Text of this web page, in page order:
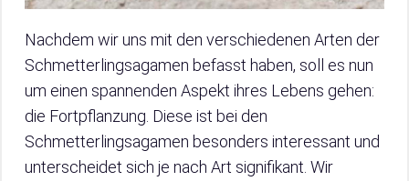
Nachdem wir uns mit den verschiedenen Arten der
Schmetterlingsagamen befasst haben, soll es nun
um einen spannenden Aspekt ihres Lebens gehen:
die Fortpflanzung. Diese ist bei den
Schmetterlingsagamen besonders interessant und
unterscheidet sich je nach Art signifikant. Wir